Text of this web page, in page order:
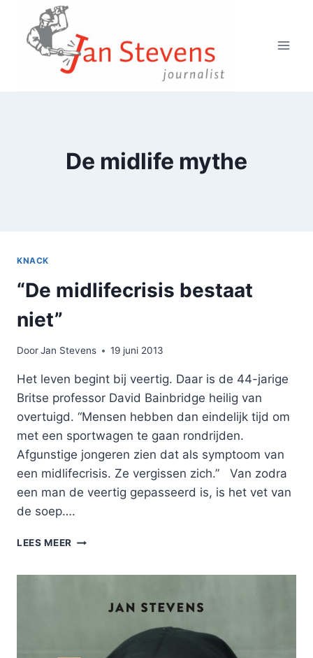
Doorgaan
inhoud
De midlife mythe
KNACK
“De midlifecrisis bestaat
niet”
DoorJan Stevens 19 juni 2013
Het leven begint bij veertig. Daar is de 44-jarige
Britse professor David Bainbridge heilig van
overtuigd. “Mensen hebben dan eindelijk tijd om
met een sportwagen te gaan rondrijden.
Afgunstige jongeren zien dat als symptoom van
een midlifecrisis. Ze vergissen zich.” Van zodra
een man de veertig gepasseerd is, is het vet van
de soep….
LEES MEER “DE